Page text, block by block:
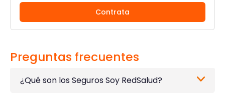
Contrata
Preguntas frecuentes
¿Qué son los Seguros Soy RedSalud?